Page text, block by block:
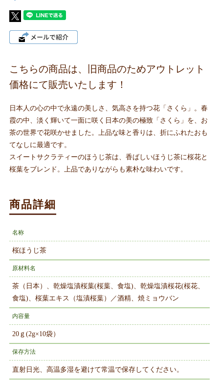
こちらの商品は、旧商品のためアウトレット
価格にて販売いたします！
日本人の心の中で永遠の美しさ、気高さを持つ花「さくら」。春
霞の中、淡く輝いて一面に咲く日本の美の極致「さくら」を、お
茶の世界で花咲かせました。上品な味と香りは、折にふれたおも
てなしに最適です。
スイートサクラティーのほうじ茶は、香ばしいほうじ茶に桜花と
桜葉をブレンド。上品でありながらも素朴な味わいです。
商品詳細
名称
桜ほうじ茶
原材料名
茶（日本）、乾燥塩漬桜葉(桜葉、食塩)、乾燥塩漬桜花(桜花、
食塩)、桜葉エキス（塩漬桜葉）／酒精、焼ミョウバン
内容量
20ｇ(2g×10袋）
保存方法
直射日光、高温多湿を避けて常温で保存してください。